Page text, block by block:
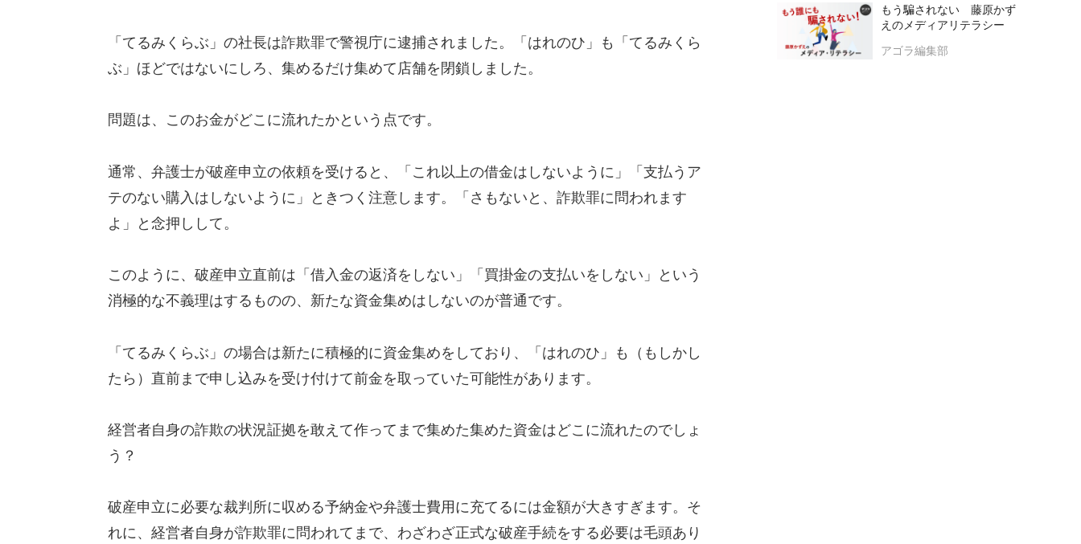
「てるみくらぶ」の社長は詐欺罪で警視庁に逮捕されました。「はれのひ」も「てるみくら
ぶ」ほどではないにしろ、集めるだけ集めて店舗を閉鎖しました。
問題は、このお金がどこに流れたかという点です。
通常、弁護士が破産申立の依頼を受けると、「これ以上の借金はしないように」「支払うア
テのない購入はしないように」ときつく注意します。「さもないと、詐欺罪に問われます
よ」と念押しして。
このように、破産申立直前は「借入金の返済をしない」「買掛金の支払いをしない」という
消極的な不義理はするものの、新たな資金集めはしないのが普通です。
「てるみくらぶ」の場合は新たに積極的に資金集めをしており、「はれのひ」も（もしかし
たら）直前まで申し込みを受け付けて前金を取っていた可能性があります。
経営者自身の詐欺の状況証拠を敢えて作ってまで集めた集めた資金はどこに流れたのでしょ
う？
破産申立に必要な裁判所に収める予納金や弁護士費用に充てるには金額が大きすぎます。そ
れに、経営者自身が詐欺罪に問われてまで、わざわざ正式な破産手続をする必要は毛頭あり
もう騙されない 藤原かず
えのメディアリテラシー
アゴラ編集部